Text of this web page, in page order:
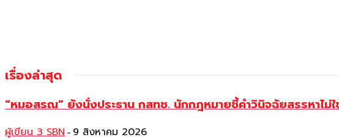
เรื่องล่าสุด
“หมอสรณ” ยังนั่งประธาน กสทช. นักกฎหมายชี้คำวินิจฉัยสรรหาไม่
ผู้เขียน 3 SBN - 9 สิงหาคม 2026